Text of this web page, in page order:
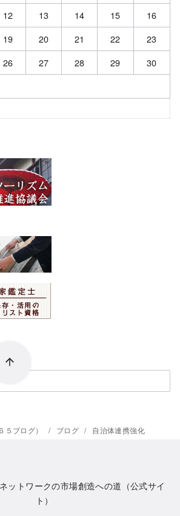
12 13 14 15
16
19 20 21 22
23
26 27 28 29
30
５ブログ） ブログ 自治体連携強化
ットワークの市場創造への道（公式サイ
ト）